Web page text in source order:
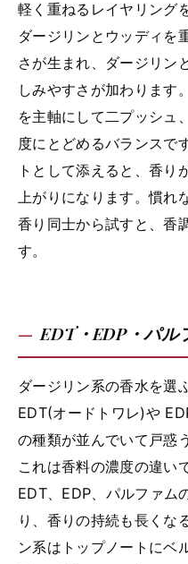
軽く重ねるレイヤリング
ダージリンとウッディを
さが生まれ、ダージリン
しみやすさが加わります
を主軸にして二プッシュ
度にとどめるバランスで
トとして添えると、香り
上がりになります。慣れ
香り同士から試すと、香
す。
EDT・EDP・パル
ダージリン系の香水を選
EDT(オードトワレ)や
の種類が並んでいて戸惑
これは香料の濃度の違い
EDT、EDP、パルファム
り、香りの持続も長くな
ン系はトップノートにベ